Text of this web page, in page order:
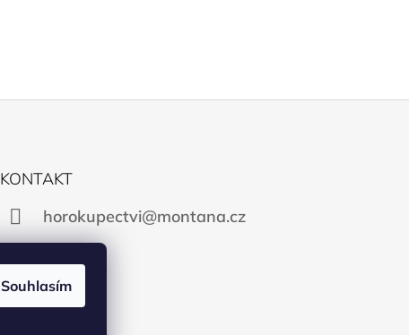
Souhlasím
KONTAKT
horokupectvi@montana.cz
Facebook